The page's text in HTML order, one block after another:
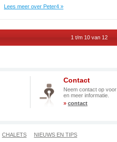
Lees meer over Peter4 »
1 t/m 10 van 12
Contact
Neem contact op
en meer informatie.
» contact
CHALETS NIEUWS EN TIPS